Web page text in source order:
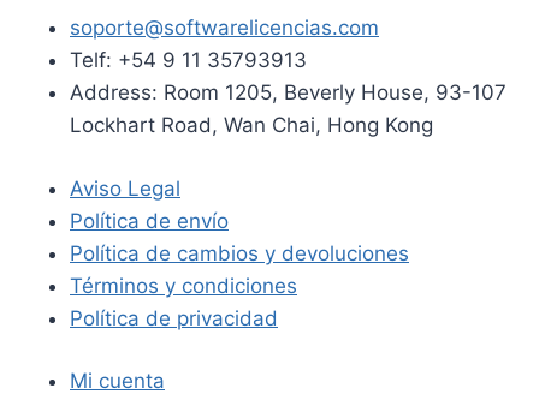
soporte@softwarelicencias.com
Telf: +54 9 11 35793913
Address: Room 1205, Beverly House, 93-107
Lockhart Road, Wan Chai, Hong Kong
Aviso Legal
Política de envío
Política de cambios y devoluciones
Términos y condiciones
Política de privacidad
Mi cuenta